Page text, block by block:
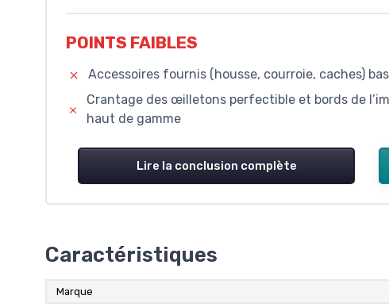
POINTS FAIBLES
Accessoires fournis (housse, courroie, caches)
Crantage des œilletons perfectible et bords de
haut de gamme
Lire la conclusion complète
Caractéristiques
Marque